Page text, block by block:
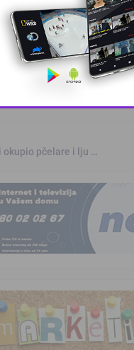
prvenstvu u Parizu
otvara u S …
okupio pčelare i lju …